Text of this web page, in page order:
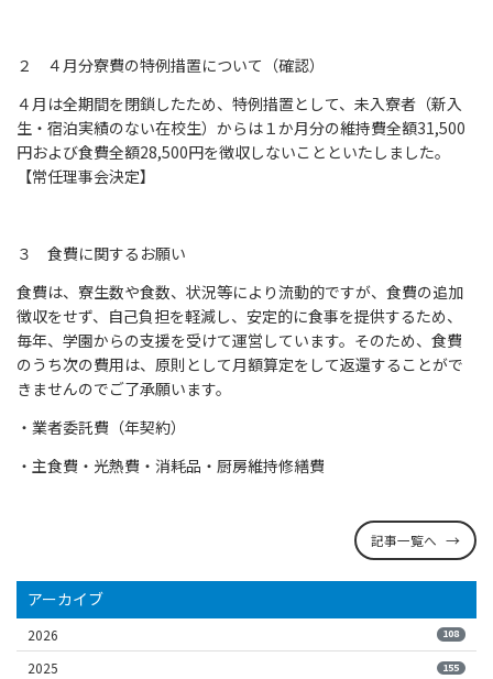
２ ４月分寮費の特例措置について（確認）
４月は全期間を閉鎖したため、特例措置として、未入寮者（新入
生・宿泊実績のない在校生）からは１か月分の維持費全額31,500
円および食費全額28,500円を徴収しないことといたしました。
【常任理事会決定】
３ 食費に関するお願い
食費は、寮生数や食数、状況等により流動的ですが、食費の追加
徴収をせず、自己負担を軽減し、安定的に食事を提供するため、
毎年、学園からの支援を受けて運営しています。そのため、食費
のうち次の費用は、原則として月額算定をして返還することがで
きませんのでご了承願います。
・業者委託費（年契約）
・主食費・光熱費・消耗品・厨房維持修繕費
記事一覧へ
アーカイブ
2026 108
2025 155